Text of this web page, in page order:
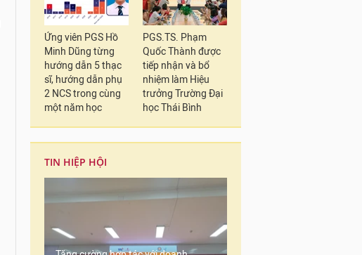
Ứng viên PGS Hồ
Minh Dũng từng
hướng dẫn 5 thạc
sĩ, hướng dẫn phụ
2 NCS trong cùng
một năm học
PGS.TS. Phạm
Quốc Thành được
tiếp nhận và bổ
nhiệm làm Hiệu
trưởng Trường Đại
học Thái Bình
TIN HIỆP HỘI